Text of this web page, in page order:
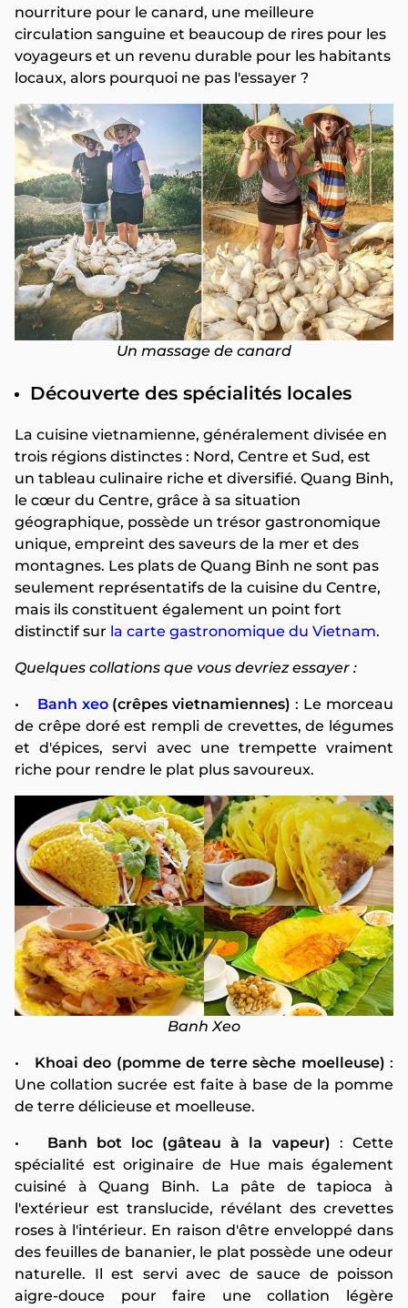
nourriture pour le canard, une meilleure
circulation sanguine et beaucoup de rires pour les
voyageurs et un revenu durable pour les habitants
locaux, alors pourquoi ne pas l'essayer ?
Un massage de canard
Découverte des spécialités locales
La cuisine vietnamienne, généralement divisée en
trois régions distinctes : Nord, Centre et Sud, est
un tableau culinaire riche et diversifié. Quang Binh,
le cœur du Centre, grâce à sa situation
géographique, possède un trésor gastronomique
unique, empreint des saveurs de la mer et des
montagnes. Les plats de Quang Binh ne sont pas
seulement représentatifs de la cuisine du Centre,
mais ils constituent également un point fort
distinctif sur la carte gastronomique du Vietnam.
Quelques collations que vous devriez essayer :
• Banh xeo(crêpes vietnamiennes) : Le morceau
de crêpe doré est rempli de crevettes, de légumes
et d'épices, servi avec une trempette vraiment
riche pour rendre le plat plus savoureux.
Banh Xeo
• Khoai deo (pomme de terre sèche moelleuse) :
Une collation sucrée est faite à base de la pomme
de terre délicieuse et moelleuse.
• Banh bot loc (gâteau à la vapeur) : Cette
spécialité est originaire de Hue mais également
cuisiné à Quang Binh. La pâte de tapioca à
l'extérieur est translucide, révélant des crevettes
roses à l'intérieur. En raison d'être enveloppé dans
des feuilles de bananier, le plat possède une odeur
naturelle. Il est servi avec de sauce de poisson
aigre-douce pour faire une collation légère